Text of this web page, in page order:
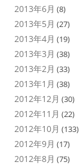
2013年6月 (8)
2013年5月 (27)
2013年4月 (19)
2013年3月 (38)
2013年2月 (33)
2013年1月 (38)
2012年12月 (30)
2012年11月 (22)
2012年10月 (133)
2012年9月 (17)
2012年8月 (75)